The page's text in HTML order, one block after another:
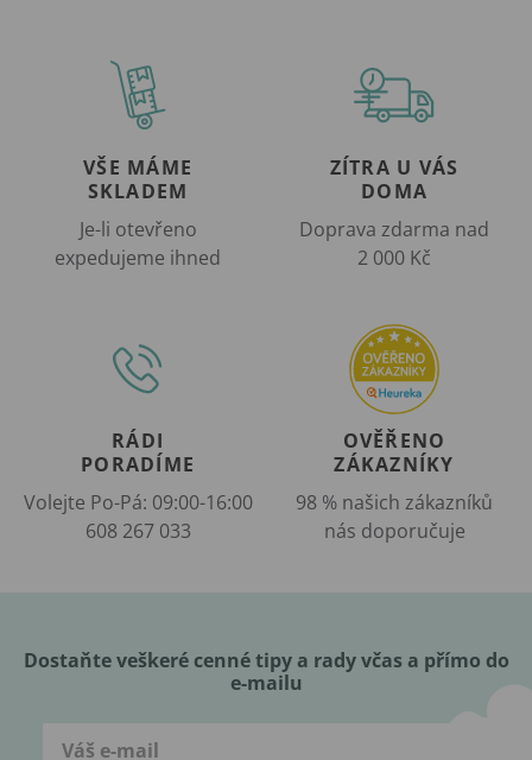
VŠE MÁME
SKLADEM
Je-li otevřeno
expedujeme ihned
ZÍTRA U VÁS
DOMA
Doprava zdarma nad
2 000 Kč
RÁDI
PORADÍME
Volejte Po-Pá: 09:00-16:00
608 267 033
OVĚŘENO
ZÁKAZNÍKY
98 % našich zákazníků
nás doporučuje
Dostaňte veškeré cenné tipy a rady včas a přímo do
e-mailu